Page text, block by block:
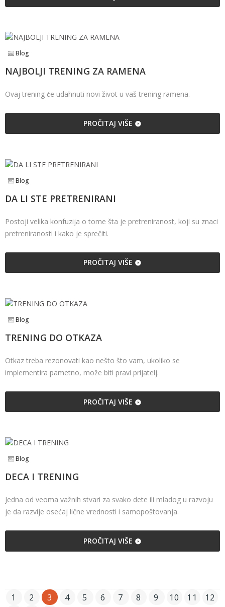
Blog
NAJBOLJI TRENING ZA RAMENA
Ovaj trening će udahnuti novi život u vaš trening ramena.
PROČITAJ VIŠE
Blog
DA LI STE PRETRENIRANI
Postoji velika konfuzija o tome šta je pretreniranost, koji su znaci
pretreniranosti i kako je sprečiti.
PROČITAJ VIŠE
Blog
TRENING DO OTKAZA
Otkaz treba rezonovati kao nešto što vam, ukoliko se
implementira pametno, može biti pravi prijatelj.
PROČITAJ VIŠE
Blog
DECA I TRENING
Jedna od veoma važnih stvari za svako dete ili mladog u razvoju
je da razvije osećaj lične vrednosti i samopoštovanja.
PROČITAJ VIŠE
1 2 3 4 5 6 7 8 9 10 11
12